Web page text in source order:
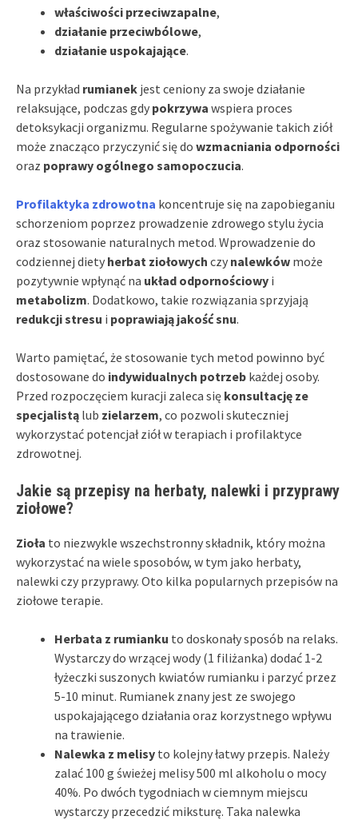
właściwości przeciwzapalne,
działanie przeciwbólowe,
działanie uspokajające.
Na przykład rumianek jest ceniony za swoje działanie
relaksujące, podczas gdy pokrzywa wspiera proces
detoksykacji organizmu. Regularne spożywanie takich ziół
może znacząco przyczynić się do wzmacniania odporności
oraz poprawy ogólnego samopoczucia.
Profilaktyka zdrowotna koncentruje się na zapobieganiu
schorzeniom poprzez prowadzenie zdrowego stylu życia
oraz stosowanie naturalnych metod. Wprowadzenie do
codziennej diety herbat ziołowych czy nalewków może
pozytywnie wpłynąć na układ odpornościowy i
metabolizm. Dodatkowo, takie rozwiązania sprzyjają
redukcji stresu i poprawiają jakość snu.
Warto pamiętać, że stosowanie tych metod powinno być
dostosowane do indywidualnych potrzeb każdej osoby.
Przed rozpoczęciem kuracji zaleca się konsultację ze
specjalistą lub zielarzem, co pozwoli skuteczniej
wykorzystać potencjał ziół w terapiach i profilaktyce
zdrowotnej.
Jakie są przepisy na herbaty, nalewki i przyprawy
ziołowe?
Zioła to niezwykle wszechstronny składnik, który można
wykorzystać na wiele sposobów, w tym jako herbaty,
nalewki czy przyprawy. Oto kilka popularnych przepisów na
ziołowe terapie.
Herbata z rumianku to doskonały sposób na relaks.
Wystarczy do wrzącej wody (1 filiżanka) dodać 1-2
łyżeczki suszonych kwiatów rumianku i parzyć przez
5-10 minut. Rumianek znany jest ze swojego
uspokajającego działania oraz korzystnego wpływu
na trawienie.
Nalewka z melisy to kolejny łatwy przepis. Należy
zalać 100 g świeżej melisy 500 ml alkoholu o mocy
40%. Po dwóch tygodniach w ciemnym miejscu
wystarczy przecedzić miksturę. Taka nalewka